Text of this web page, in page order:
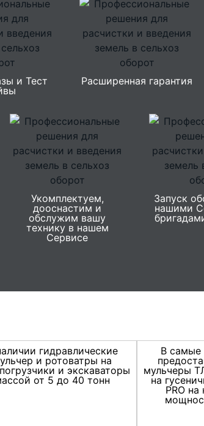
и Тест
Расширенная гарантия
Укомплектуем,
дооснастим и
обслужим вашу
технику в нашем
Сервисе
Запуск
нашими
гидравлические
и ротоватры на
и экскаваторы
от 5 до 40 тонн
В самые
мульчеры
на
PRO